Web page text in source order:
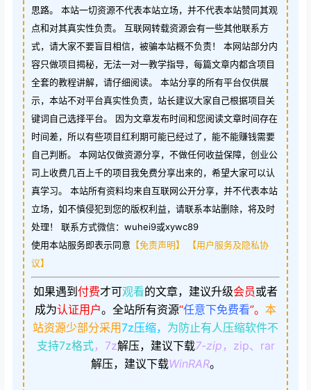
思路。 本站一切资源不代表本站立场，并不代表本站赞同其观
点和对其真实性负责。 互联网转载资源会有一些其他联系方
式，请大家不要盲目相信，被骗本站概不负责！ 本网站部分内
容只做项目揭秘，无法一对一教学指导，每篇文章内都含项目
全套的教程讲解，请仔细阅读。 本站分享的所有平台仅供展
示，本站不对平台真实性负责，站长建议大家自己根据项目关
键词自己选择平台。 因为文章发布时间和您阅读文章时间存在
时间差，所以有些项目红利期可能已经过了，能不能赚钱需要
自己判断。 本网站仅做资源分享，不做任何收益保障，创业公
司上收费几百上千的项目我免费分享出来的，希望大家可以认
真学习。 本站所有资料均来自互联网公开分享，并不代表本站
立场，如不慎侵犯到您的版权利益，请联系本站删除，将及时
处理！ 联系方式微信：wuhei9或xywc89
使用本站服务即表示同意 【免责声明】
【用户服务及隐私协
议】
如果遇到 付费才可观看的文章，建议升级会员或者
成为认证用户。 全站所有资源“任意下免费看”。 本
站资源少部分采用7z压缩， 为防止有人压缩软件不
支持7z格式，7z解压，建议下载7-zip ，zip、rar
解压，建议下载WinRAR。